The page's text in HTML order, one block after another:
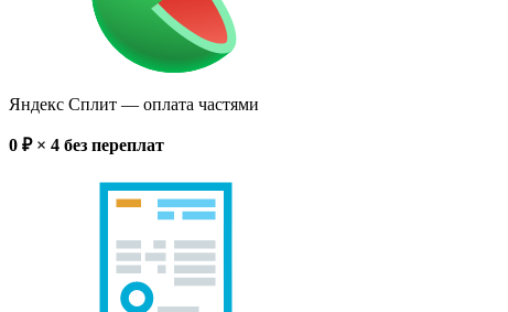
Яндекс Сплит — оплата частями
0 ₽ × 4 без переплат